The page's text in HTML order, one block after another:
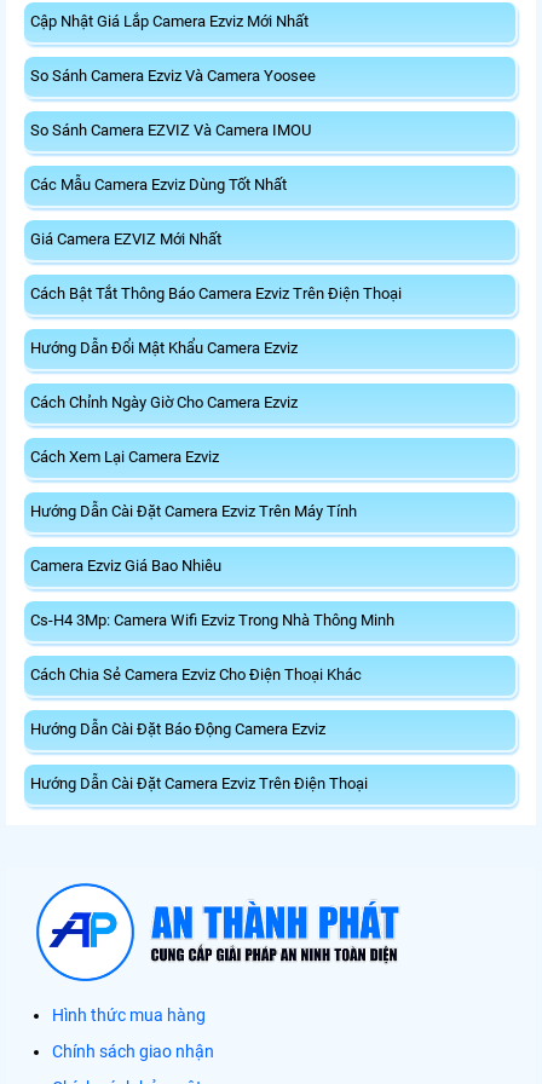
Cập Nhật Giá Lắp Camera Ezviz Mới Nhất
So Sánh Camera Ezviz Và Camera Yoosee
So Sánh Camera EZVIZ Và Camera IMOU
Các Mẫu Camera Ezviz Dùng Tốt Nhất
Giá Camera EZVIZ Mới Nhất
Cách Bật Tắt Thông Báo Camera Ezviz Trên Điện Thoại
Hướng Dẫn Đổi Mật Khẩu Camera Ezviz
Cách Chỉnh Ngày Giờ Cho Camera Ezviz
Cách Xem Lại Camera Ezviz
Hướng Dẫn Cài Đặt Camera Ezviz Trên Máy Tính
Camera Ezviz Giá Bao Nhiêu
Cs-H4 3Mp: Camera Wifi Ezviz Trong Nhà Thông Minh
Cách Chia Sẻ Camera Ezviz Cho Điện Thoại Khác
Hướng Dẫn Cài Đặt Báo Động Camera Ezviz
Hướng Dẫn Cài Đặt Camera Ezviz Trên Điện Thoại
Hình thức mua hàng
Chính sách giao nhận